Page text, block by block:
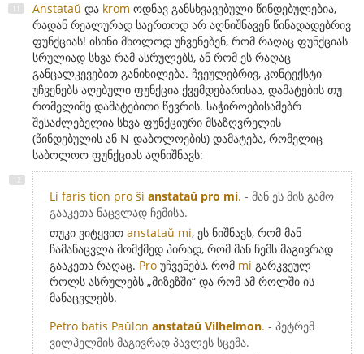
Anstataŭ და krom ოდნავ განსხვავებული წინდებულებია,
რადან რეალურად საერთოდ არ აღნიშნავენ წინადადებრივ
ფუნქციას! ისინი მხოლოდ უჩვენებენ, რომ რაღაც ფუნქციას
სრულიად სხვა რამ ასრულებს, ან რომ ეს რაღაც
განცალკევებით განიხილება. ჩვეულებრივ, კონტექსტი
უჩვენებს აღებული ფუნქცია ქვემდებარისაა, დამატების თუ
რომელიმე დამატებითი წევრის. საჭიროებისამებრ
შესაძლებელია სხვა ფუნქციური მსაზღვრელის
(წინდებულის ან N-დაბოლოების) დამატება, რომელიც
საბოლოო ფუნქციას აღნიშნავს:
Li faris tion pro ŝi anstataŭ pro mi. - მან ეს მის გამო
გააკეთა ნაცვლად ჩემისა.
თუკი ვიტყვით anstataŭ mi, ეს ნიშნავს, რომ მან
ჩამანაცვლა მომქმედ პირად, რომ მან ჩემს მაგივრად
გააკეთა რაღაც. Pro უჩვენებს, რომ mi გარკვეულ
როლს ასრულებს „მიზეზში“ და რომ ამ როლში ის
მანაცვლებს.
Petro batis Paŭlon anstataŭ Vilhelmon. - პეტრემ
ვილჰელმის მაგივრად პავლეს სცემა.